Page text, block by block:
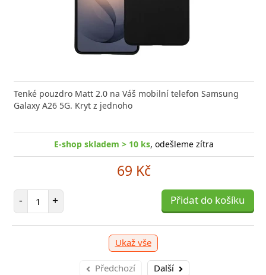
Tenké pouzdro Matt 2.0 na Váš mobilní telefon Samsung
Galaxy A26 5G. Kryt z jednoho
E-shop skladem > 10 ks, odešleme zítra
69 Kč
- Počet položek
+ Přidat do košíku
Ukaž vše
Předchozí Další